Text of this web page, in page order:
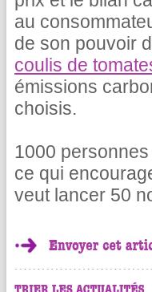
au
de son pouvoir
coulis de
émissions
choisis.
1000
ce qui
veut lancer 50